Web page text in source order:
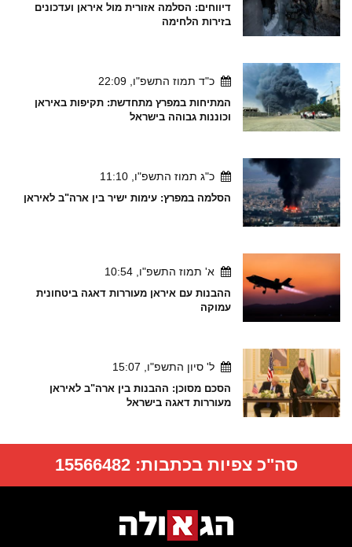
דיווחים: הסלמה אזורית מול איראן ועדכונים
בזירות הלחימה
כ"ד תמוז התשפ"ו, 22:09
המתיחות במפרץ מתחדשת: תקיפות באיראן
וכוננות גבוהה בישראל
כ"ג תמוז התשפ"ו, 11:10
הסלמה במפרץ: עימות ישיר בין ארה"ב לאיראן
א' תמוז התשפ"ו, 10:54
ההבנות עם איראן מעוררות דאגה ביטחונית
עמוקה
ל' סיון התשפ"ו, 15:07
הסכם מסוכן: ההבנות בין ארה"ב לאיראן
מעוררות דאגה בישראל
סה"כ צפיות בכתבות:15566482